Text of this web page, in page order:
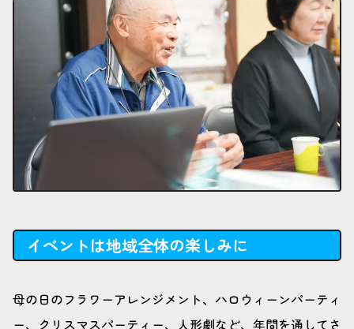
イベントは地域全体の楽しみに
母の日のフラワーアレンジメント、ハロウィーンパーティ
ー、クリスマスパーティー、人形劇など、年間を通してさ